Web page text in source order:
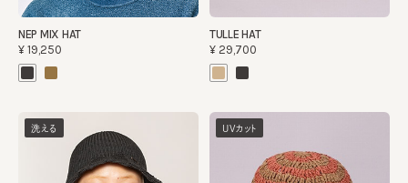
NEP MIX HAT
¥19,250
TULLE HAT
¥29,700
洗える UVカット